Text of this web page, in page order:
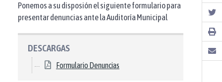
Ponemos a su disposión el siguiente formulario para
presentar denuncias ante la Auditoría Municipal
DESCARGAS
Formulario Denuncias